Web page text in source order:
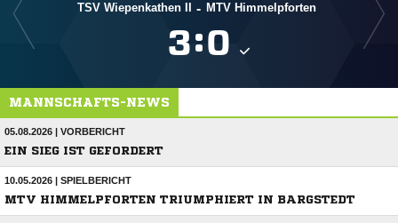
TSV Wiepenkathen II - MTV Himmelpforten
:
MANNSCHAFTS-NEWS
05.08.2026 | VORBERICHT
EIN SIEG IST GEFORDERT
10.05.2026 | SPIELBERICHT
MTV HIMMELPFORTEN TRIUMPHIERT IN BARGSTEDT